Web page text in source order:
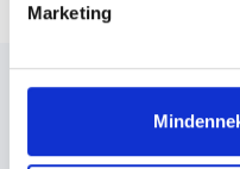
Marketing